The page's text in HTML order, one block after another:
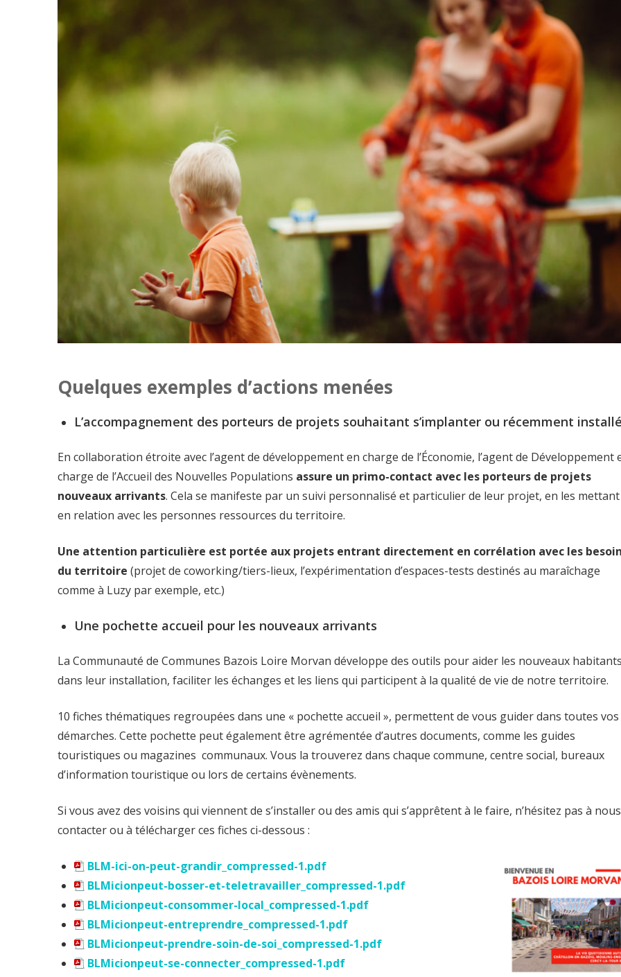
Quelques exemples d’actions menées
L’accompagnement des porteurs de projets souhaitant s’implanter ou récemment
En collaboration étroite avec l’agent de développement en charge de l’Économie, l’agent de Développement
charge de l’Accueil des Nouvelles Populations assure un primo-contact avec les porteurs de projets
nouveaux arrivants. Cela se manifeste par un suivi personnalisé et particulier de leur projet, en les mettant
en relation avec les personnes ressources du territoire.
Une attention particulière est portée aux projets entrant directement en corrélation avec les
du territoire (projet de coworking/tiers-lieux, l’expérimentation d’espaces-tests destinés au maraîchage
comme à Luzy par exemple, etc.)
Une pochette accueil pour les nouveaux arrivants
La Communauté de Communes Bazois Loire Morvan développe des outils pour aider les nouveaux habitants
dans leur installation, faciliter les échanges et les liens qui participent à la qualité de vie de notre territoire.
10 fiches thématiques regroupées dans une « pochette accueil », permettent de vous guider dans toutes vos
démarches. Cette pochette peut également être agrémentée d’autres documents, comme les guides
touristiques ou magazines communaux. Vous la trouverez dans chaque commune, centre social, bureaux
d’information touristique ou lors de certains évènements.
Si vous avez des voisins qui viennent de s’installer ou des amis qui s’apprêtent à le faire, n’hésitez pas à nous
contacter ou à télécharger ces fiches ci-dessous :
BLM-ici-on-peut-grandir_compressed-1.pdf
BLMicionpeut-bosser-et-teletravailler_compressed-1.pdf
BLMicionpeut-consommer-local_compressed-1.pdf
BLMicionpeut-entreprendre_compressed-1.pdf
BLMicionpeut-prendre-soin-de-soi_compressed-1.pdf
BLMicionpeut-se-connecter_compressed-1.pdf